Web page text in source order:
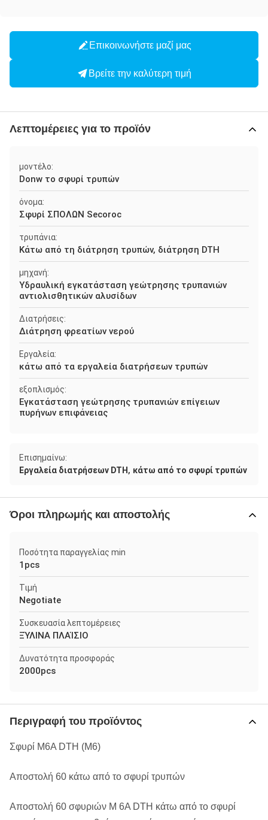
Επικοινωνήστε μαζί μας
Βρείτε την καλύτερη τιμή
Λεπτομέρειες για το προϊόν
μοντέλο:
Donw το σφυρί τρυπών
όνομα:
Σφυρί ΣΠΟΛΩΝ Secoroc
τρυπάνια:
Κάτω από τη διάτρηση τρυπών, διάτρηση DTH
μηχανή:
Υδραυλική εγκατάσταση γεώτρησης τρυπανιών
αντιολισθητικών αλυσίδων
Διατρήσεις:
Διάτρηση φρεατίων νερού
Εργαλεία:
κάτω από τα εργαλεία διατρήσεων τρυπών
εξοπλισμός:
Εγκατάσταση γεώτρησης τρυπανιών επίγειων
πυρήνων επιφάνειας
Επισημαίνω:
Εργαλεία διατρήσεων DTH , κάτω από το σφυρί τρυπών
Όροι πληρωμής και αποστολής
Ποσότητα παραγγελίας min
1pcs
Τιμή
Negotiate
Συσκευασία λεπτομέρειες
ΞΎΛΙΝΑ ΠΛΑΊΣΙΟ
Δυνατότητα προσφοράς
2000pcs
Περιγραφή του προϊόντος
Σφυρί M6A DTH (M6)
Αποστολή 60 κάτω από το σφυρί τρυπών
Αποστολή 60 σφυριών Μ 6A DTH κάτω από το σφυρί